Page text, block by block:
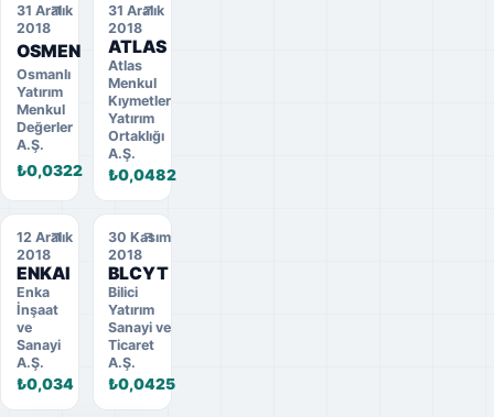
31 Aralık
2018
OSMEN
Osmanlı
Yatırım
Menkul
Değerler
A.Ş.
₺0,0322
31 Aralık
2018
ATLAS
Atlas
Menkul
Kıymetler
Yatırım
Ortaklığı
A.Ş.
₺0,0482
12 Aralık
2018
ENKAI
Enka
İnşaat
ve
Sanayi
A.Ş.
₺0,034
30 Kasım
2018
BLCYT
Bilici
Yatırım
Sanayi ve
Ticaret
A.Ş.
₺0,0425